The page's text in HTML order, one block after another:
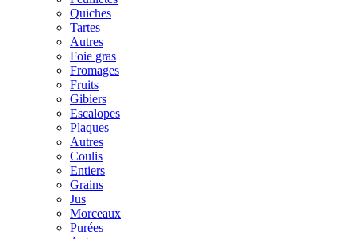
Quiches
Tartes
Autres
Foie gras
Fromages
Fruits
Gibiers
Escalopes
Plaques
Autres
Coulis
Entiers
Grains
Jus
Morceaux
Purées